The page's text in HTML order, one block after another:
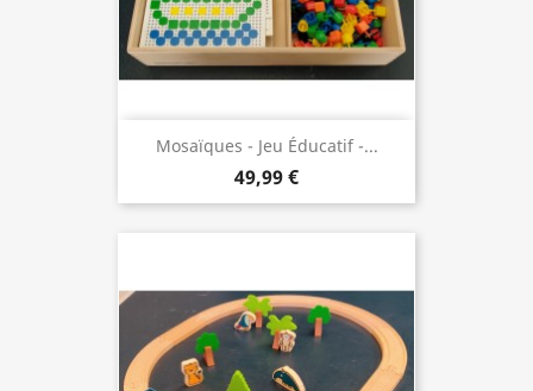
Mosaïques - Jeu Éducatif -...
49,99 €